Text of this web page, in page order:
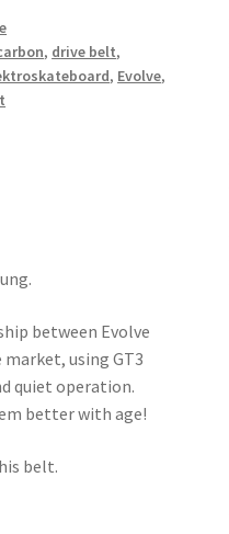
, drive belt,
, Evolve,
between Evolve
using GT3
quiet operation.
better with age!
belt.